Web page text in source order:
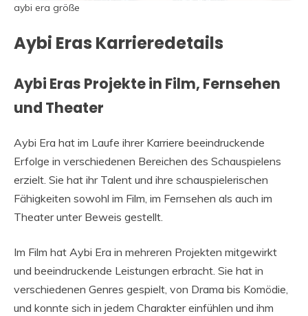
aybi era größe
Aybi Eras Karrieredetails
Aybi Eras Projekte in Film, Fernsehen
und Theater
Aybi Era hat im Laufe ihrer Karriere beeindruckende
Erfolge in verschiedenen Bereichen des Schauspielens
erzielt. Sie hat ihr Talent und ihre schauspielerischen
Fähigkeiten sowohl im Film, im Fernsehen als auch im
Theater unter Beweis gestellt.
Im Film hat Aybi Era in mehreren Projekten mitgewirkt
und beeindruckende Leistungen erbracht. Sie hat in
verschiedenen Genres gespielt, von Drama bis Komödie,
und konnte sich in jedem Charakter einfühlen und ihm